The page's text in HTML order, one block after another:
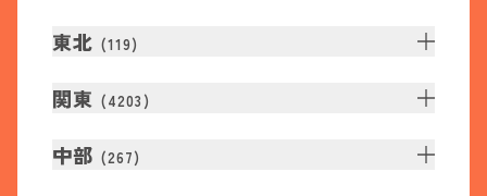
東北 (119)
関東 (4203 )
中部 (267)